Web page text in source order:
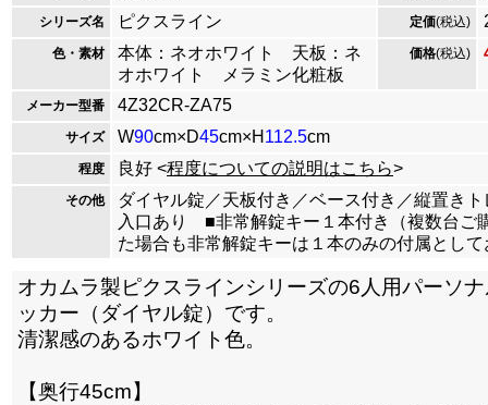
シリーズ名 ピクスライン 定価(税込)
色・素材
本体：ネオホワイト 天板：ネ
オホワイト メラミン化粧板
価格(税込)
メーカー型番 4Z32CR-ZA75
サイズ W90cm×D45cm×H 112.5cm
程度 良好 <程度についての説明はこちら>
その他
ダイヤル錠／天板付き／ベース付き／縦置き
入口あり ■非常解錠キー１本付き（複数台ご
た場合も非常解錠キーは１本のみの付属とし
オカムラ製ピクスラインシリーズの6人用パーソ
ッカー（ダイヤル錠）です。
清潔感のあるホワイト色。
【奥行45cm】